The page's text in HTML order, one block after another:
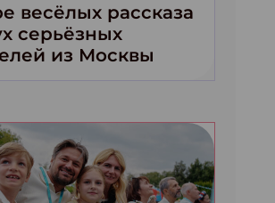
весёлых рассказа
серьёзных
из Москвы